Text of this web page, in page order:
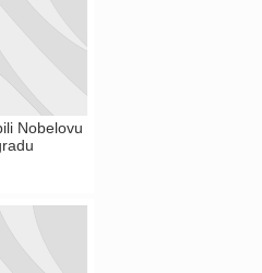
Nobelovu